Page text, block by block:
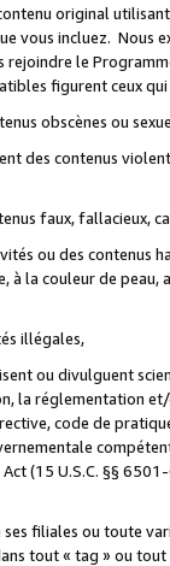
original
vous incluez. Nous
le
figurent ceux
obscènes ou
des contenus
faux, fallacieux,
ou des contenus
la couleur de
illégales,
ou divulguent
la réglementation
code de
Act (15 U.S.C. §§
filiales ou toute
tout « tag » ou